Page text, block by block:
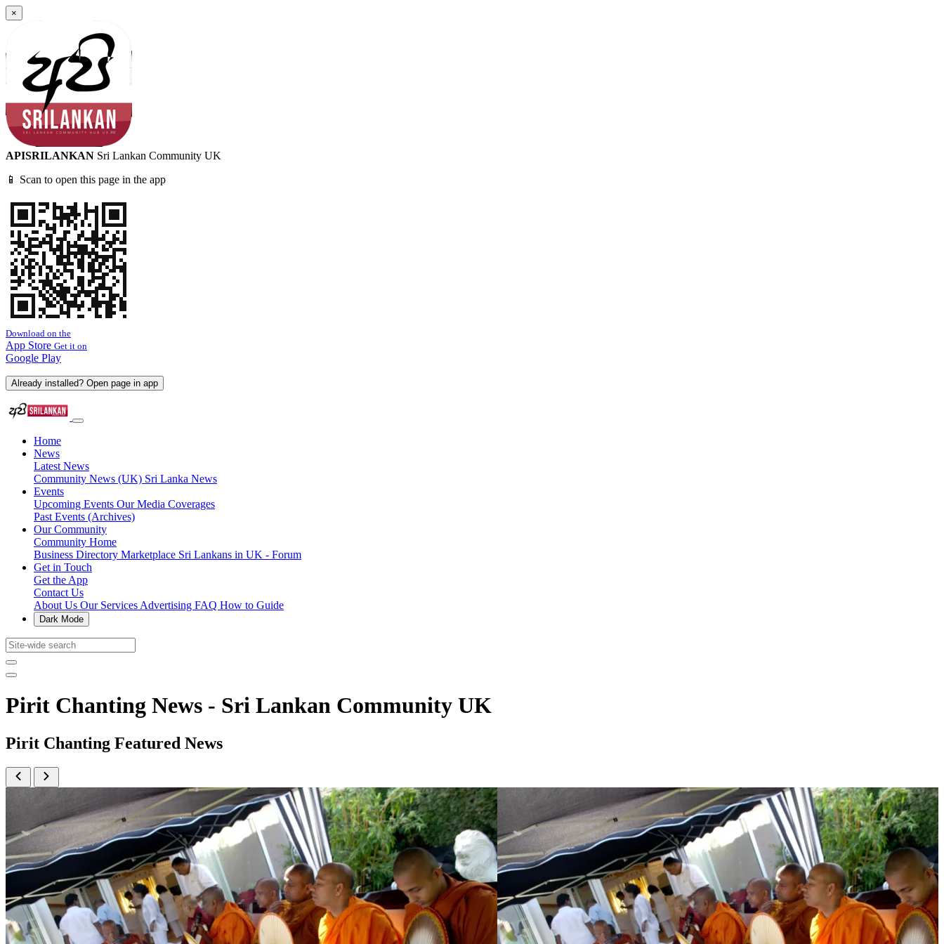
×
APISRILANKAN Sri Lankan Community UK
📱 Scan to open this page in the app
Download on the
App Store Get it on
Google Play
Already installed? Open page in app
Home
News
Latest News
Community News (UK) Sri Lanka News
Events
Upcoming Events Our Media Coverages
Past Events (Archives)
Our Community
Community Home
Business Directory Marketplace Sri Lankans in UK - Forum
Get in Touch
Get the App
Contact Us
About Us Our Services Advertising FAQ How to Guide
Dark Mode
Pirit Chanting News - Sri Lankan Community UK
Pirit Chanting Featured News